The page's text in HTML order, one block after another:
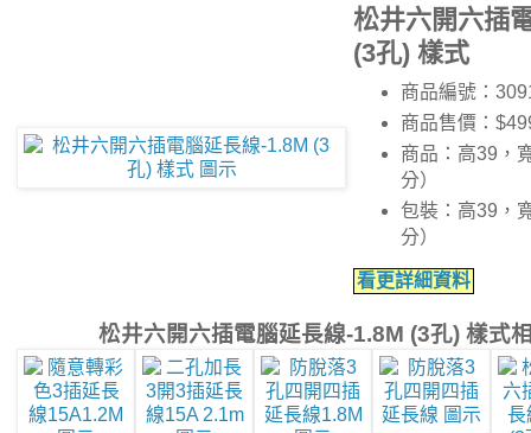
松井六開六插
(3孔) 樣式
商品編號：
商品售價：
商品：高39，
分）
包裝：高39，
分）
看更詳細資料
松井六開六插電腦延長線-1.8M (3孔) 樣式